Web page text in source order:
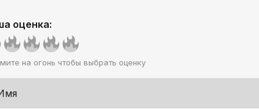
оценка:
на огонь чтобы выбрать оценку